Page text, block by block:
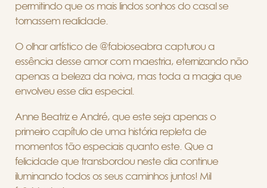
permitindo que os mais lindos sonhos do casal se
tornassem realidade.
O olhar artístico de @fabioseabra capturou a
essência desse amor com maestria, eternizando não
apenas a beleza da noiva, mas toda a magia que
envolveu esse dia especial.
Anne Beatriz e André, que este seja apenas o
primeiro capítulo de uma história repleta de
momentos tão especiais quanto este. Que a
felicidade que transbordou neste dia continue
iluminando todos os seus caminhos juntos! Mil